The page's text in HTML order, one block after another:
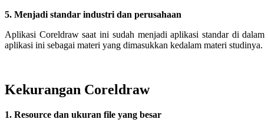
5. Menjadi standar industri dan perusahaan
Aplikasi Coreldraw saat ini sudah menjadi aplikasi standar di
aplikasi ini sebagai materi yang dimasukkan kedalam materi studinya.
Kekurangan Coreldraw
1. Resource dan ukuran file yang besar